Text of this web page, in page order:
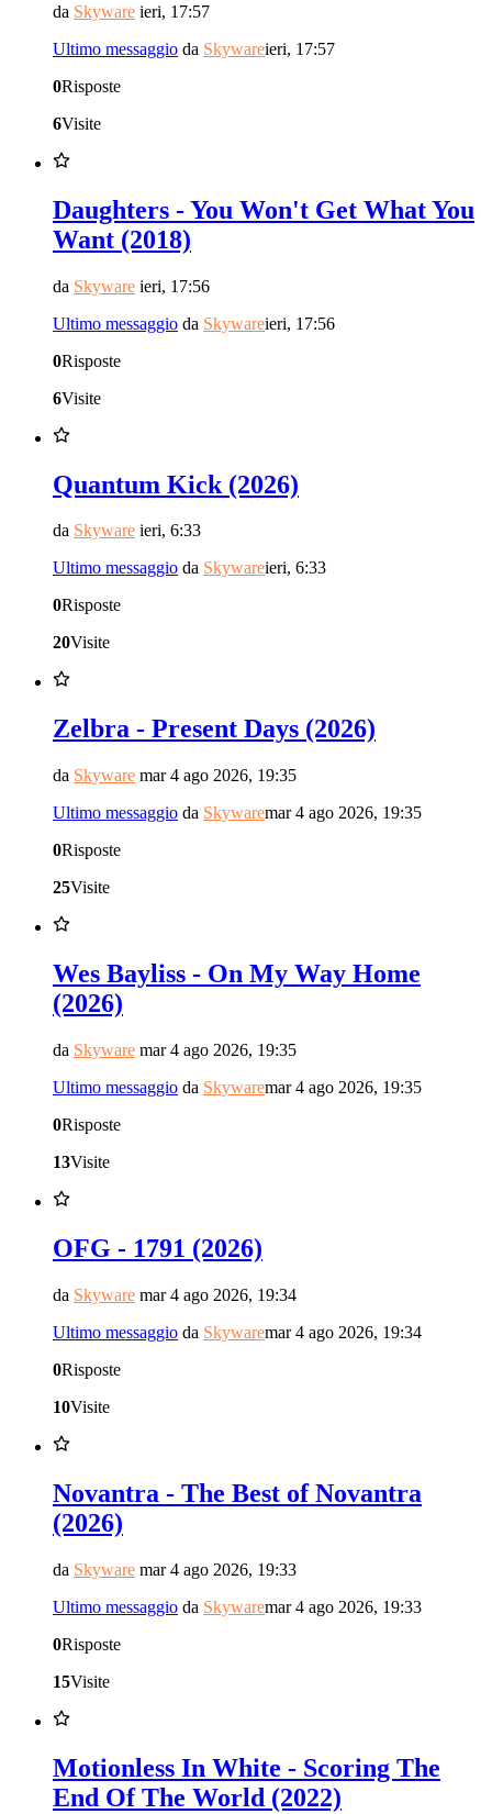
da Skyware ieri, 17:57
Ultimo messaggio da Skywareieri, 17:57
0Risposte
6Visite
Daughters - You Won't Get What You
Want (2018)
da Skyware ieri, 17:56
Ultimo messaggio da Skywareieri, 17:56
0Risposte
6Visite
Quantum Kick (2026)
da Skyware ieri, 6:33
Ultimo messaggio da Skywareieri, 6:33
0Risposte
20Visite
Zelbra - Present Days (2026)
da Skyware mar 4 ago 2026, 19:35
Ultimo messaggio da Skywaremar 4 ago 2026, 19:35
0Risposte
25Visite
Wes Bayliss - On My Way Home
(2026)
da Skyware mar 4 ago 2026, 19:35
Ultimo messaggio da Skywaremar 4 ago 2026, 19:35
0Risposte
13Visite
OFG - 1791 (2026)
da Skyware mar 4 ago 2026, 19:34
Ultimo messaggio da Skywaremar 4 ago 2026, 19:34
0Risposte
10Visite
Novantra - The Best of Novantra
(2026)
da Skyware mar 4 ago 2026, 19:33
Ultimo messaggio da Skywaremar 4 ago 2026, 19:33
0Risposte
15Visite
Motionless In White - Scoring The
End Of The World (2022)